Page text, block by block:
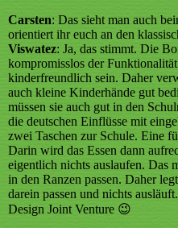
Carsten: Das sieht man auch
orientiert ihr euch an den
Viswatez: Ja, das stimmt. Die
kompromisslos der
kinderfreundlich sein. Daher
auch kleine Kinderhände gut
müssen sie auch gut in den
die deutschen Einflüsse mit
zwei Taschen zur Schule. Eine
Darin wird das Essen dann
eigentlich nichts auslaufen. Das
in den Ranzen passen. Daher
darein passen und nichts
Design Joint Venture 😉